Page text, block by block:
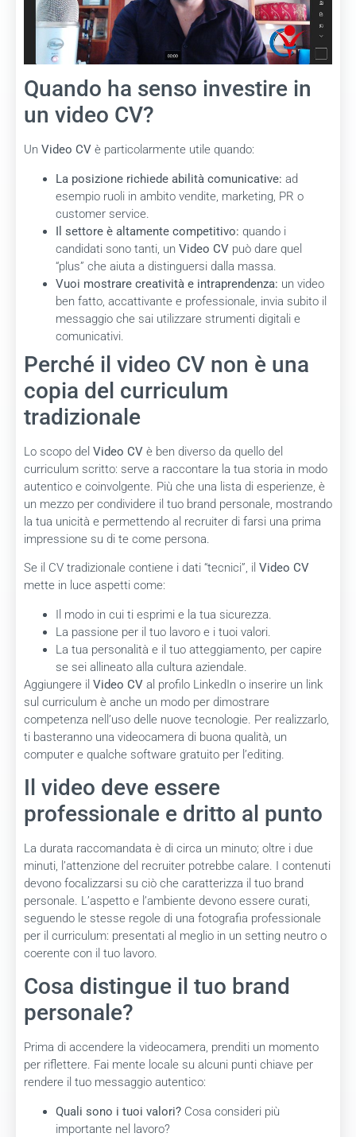
Quando ha senso investire in
un video CV?
Un Video CV è particolarmente utile quando:
La posizione richiede abilità comunicative: ad
esempio ruoli in ambito vendite, marketing, PR o
customer service.
Il settore è altamente competitivo: quando i
candidati sono tanti, un Video CV può dare quel
“plus” che aiuta a distinguersi dalla massa.
Vuoi mostrare creatività e intraprendenza: un video
ben fatto, accattivante e professionale, invia subito il
messaggio che sai utilizzare strumenti digitali e
comunicativi.
Perché il video CV non è una
copia del curriculum
tradizionale
Lo scopo del Video CV è ben diverso da quello del
curriculum scritto: serve a raccontare la tua storia in modo
autentico e coinvolgente. Più che una lista di esperienze, è
un mezzo per condividere il tuo brand personale, mostrando
la tua unicità e permettendo al recruiter di farsi una prima
impressione su di te come persona.
Se il CV tradizionale contiene i dati “tecnici”, il Video CV
mette in luce aspetti come:
Il modo in cui ti esprimi e la tua sicurezza.
La passione per il tuo lavoro e i tuoi valori.
La tua personalità e il tuo atteggiamento, per capire
se sei allineato alla cultura aziendale.
Aggiungere il Video CV al profilo LinkedIn o inserire un link
sul curriculum è anche un modo per dimostrare
competenza nell’uso delle nuove tecnologie. Per realizzarlo,
ti basteranno una videocamera di buona qualità, un
computer e qualche software gratuito per l’editing.
Il video deve essere
professionale e dritto al punto
La durata raccomandata è di circa un minuto; oltre i due
minuti, l’attenzione del recruiter potrebbe calare. I contenuti
devono focalizzarsi su ciò che caratterizza il tuo brand
personale. L’aspetto e l’ambiente devono essere curati,
seguendo le stesse regole di una fotografia professionale
per il curriculum: presentati al meglio in un setting neutro o
coerente con il tuo lavoro.
Cosa distingue il tuo brand
personale?
Prima di accendere la videocamera, prenditi un momento
per riflettere. Fai mente locale su alcuni punti chiave per
rendere il tuo messaggio autentico:
Quali sono i tuoi valori? Cosa consideri più
importante nel lavoro?